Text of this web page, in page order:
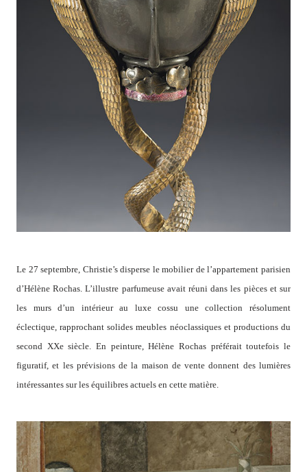
Le 27 septembre, Christie’s disperse le mobilier de l’appartement parisien
d’Hélène Rochas. L’illustre parfumeuse avait réuni dans les pièces et sur
les murs d’un intérieur au luxe cossu une collection résolument
éclectique, rapprochant solides meubles néoclassiques et productions du
second XXe siècle. En peinture, Hélène Rochas préférait toutefois le
figuratif, et les prévisions de la maison de vente donnent des lumières
intéressantes sur les équilibres actuels en cette matière.